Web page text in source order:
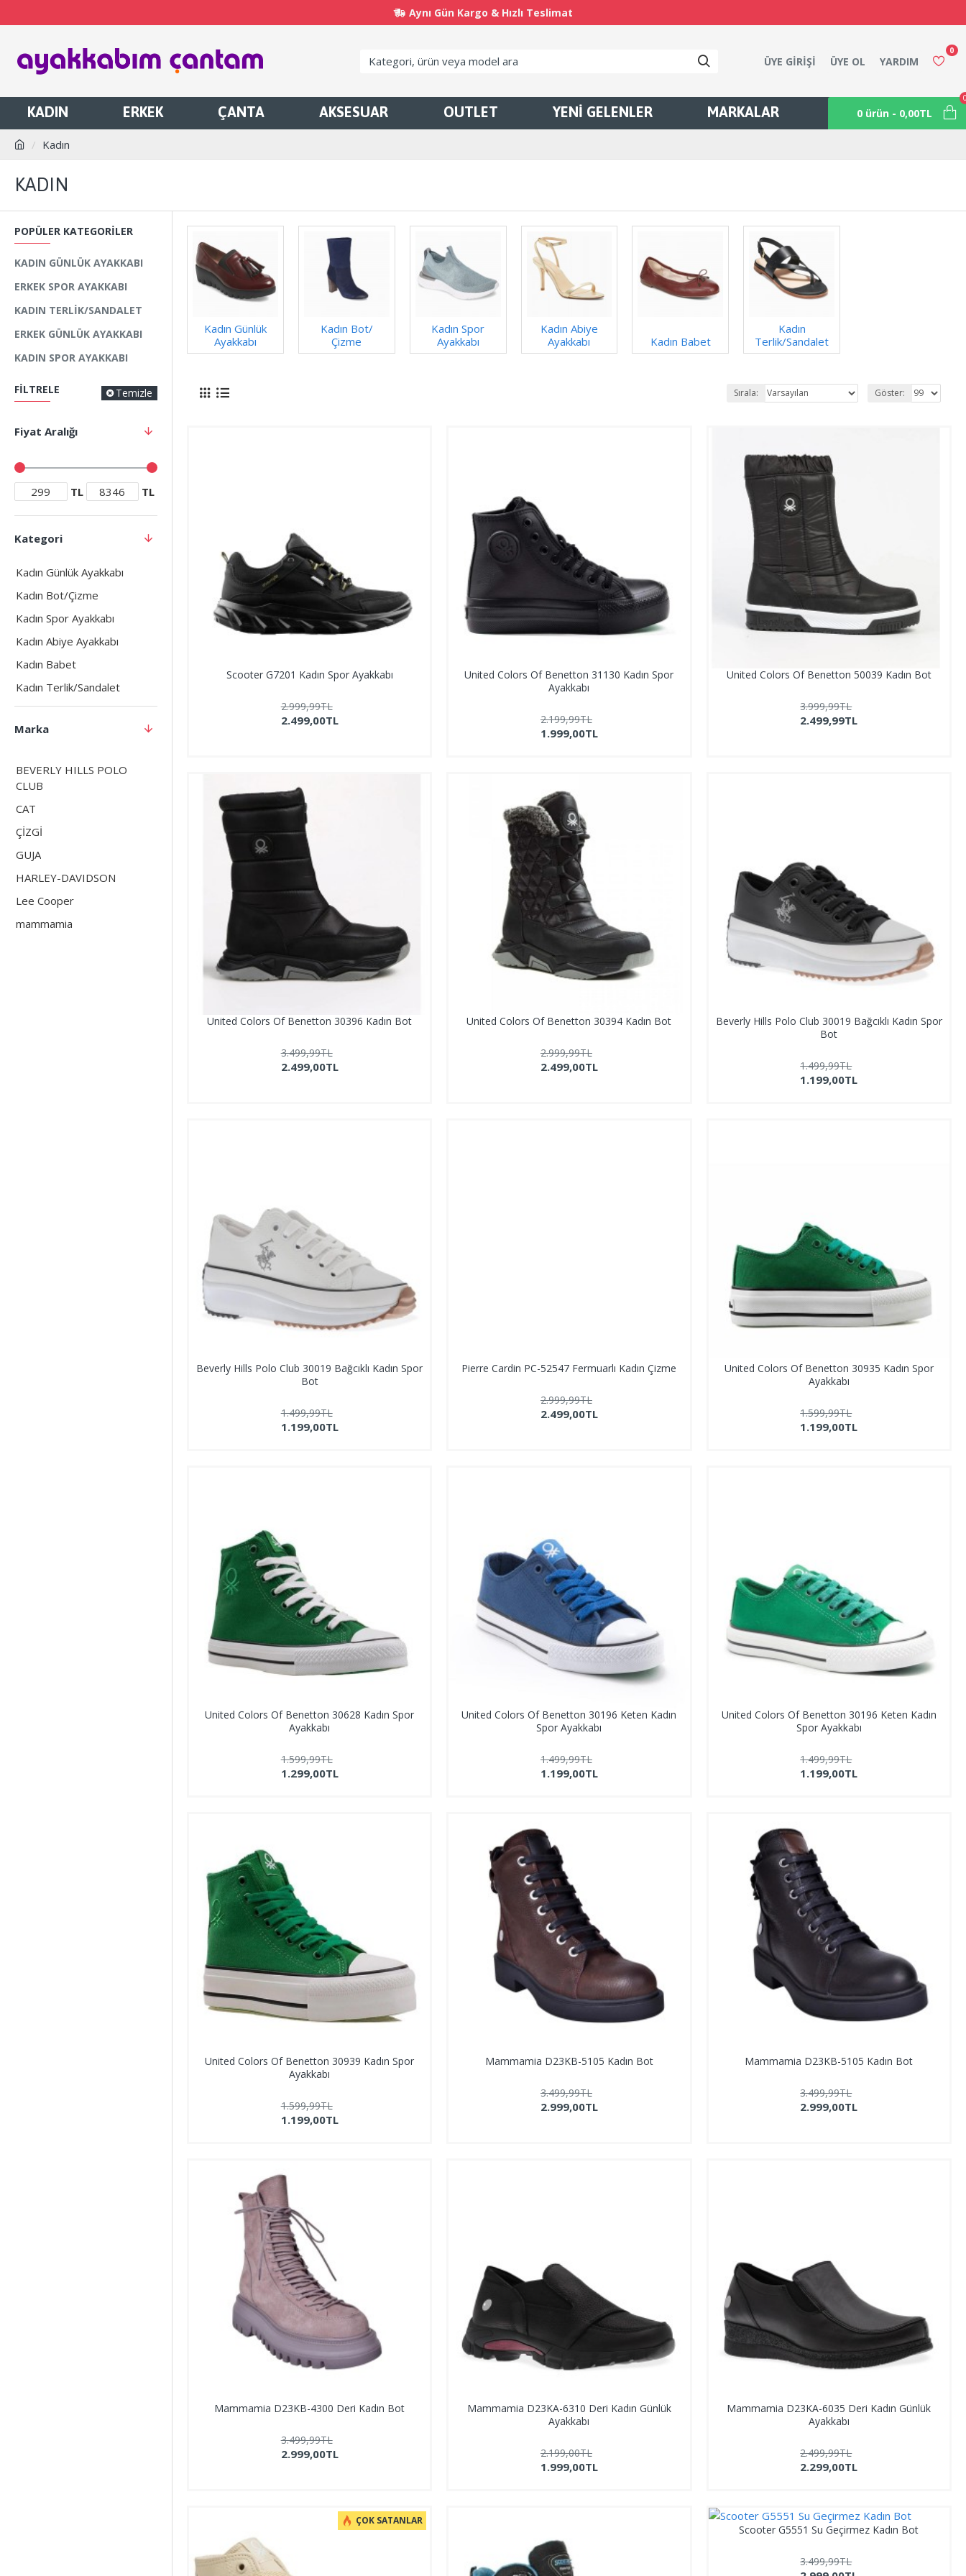
Aynı Gün Kargo & Hızlı Teslimat
ÜYE GIRIŞI ÜYE OL YARDIM
0
KADIN ERKEK ÇANTA AKSESUAR OUTLET YENİ GELENLER MARKALAR 0 ürün - 0,00TL
Kadın
KADIN
POPÜLER KATEGORILER
KADIN GÜNLÜK AYAKKABI
ERKEK SPOR AYAKKABI
KADIN TERLIK/SANDALET
ERKEK GÜNLÜK AYAKKABI
KADIN SPOR AYAKKABI
FILTRELE Temizle
Fiyat Aralığı
TL TL
Kategori
Kadın Günlük Ayakkabı
Kadın Bot/Çizme
Kadın Spor Ayakkabı
Kadın Abiye Ayakkabı
Kadın Babet
Kadın Terlik/Sandalet
Marka
BEVERLY HILLS POLO
CLUB
CAT
ÇİZGİ
GUJA
HARLEY-DAVIDSON
Lee Cooper
mammamia
Kadın Günlük
Ayakkabı
Kadın Bot/
Çizme
Kadın Spor
Ayakkabı
Kadın Abiye
Ayakkabı
Kadın Babet
Kadın
Terlik/Sandalet
Sırala: Göster:
Scooter G7201 Kadın Spor Ayakkabı
2.499,00TL
2.999,99TL
United Colors Of Benetton 31130 Kadın Spor
Ayakkabı
1.999,00TL
2.199,99TL
United Colors Of Benetton 50039 Kadın Bot
2.499,99TL
3.999,99TL
United Colors Of Benetton 30396 Kadın Bot
2.499,00TL
3.499,99TL
United Colors Of Benetton 30394 Kadın Bot
2.499,00TL
2.999,99TL
Beverly Hills Polo Club 30019 Bağcıklı Kadın Spor
Bot
1.199,00TL
1.499,99TL
Beverly Hills Polo Club 30019 Bağcıklı Kadın Spor
Bot
1.199,00TL
1.499,99TL
Pierre Cardin PC-52547 Fermuarlı Kadın Çizme
2.499,00TL
2.999,99TL
United Colors Of Benetton 30935 Kadın Spor
Ayakkabı
1.199,00TL
1.599,99TL
United Colors Of Benetton 30628 Kadın Spor
Ayakkabı
1.299,00TL
1.599,99TL
United Colors Of Benetton 30196 Keten Kadın
Spor Ayakkabı
1.199,00TL
1.499,99TL
United Colors Of Benetton 30196 Keten Kadın
Spor Ayakkabı
1.199,00TL
1.499,99TL
United Colors Of Benetton 30939 Kadın Spor
Ayakkabı
1.199,00TL
1.599,99TL
Mammamia D23KB-5105 Kadın Bot
2.999,00TL
3.499,99TL
Mammamia D23KB-5105 Kadın Bot
2.999,00TL
3.499,99TL
Mammamia D23KB-4300 Deri Kadın Bot
2.999,00TL
3.499,99TL
Mammamia D23KA-6310 Deri Kadın Günlük
Ayakkabı
1.999,00TL
2.199,00TL
Mammamia D23KA-6035 Deri Kadın Günlük
Ayakkabı
2.299,00TL
2.499,99TL
ÇOK SATANLAR
Scooter G5551 Su Geçirmez Kadın Bot
3.499,99TL